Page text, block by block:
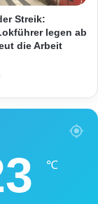
Streik:
legen ab
die Arbeit
℃